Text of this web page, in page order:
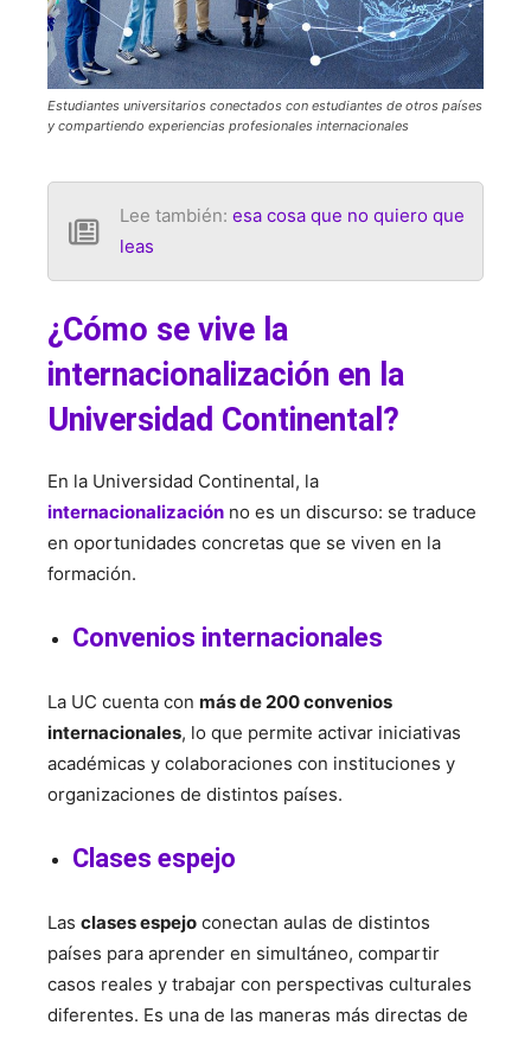
Estudiantes universitarios conectados con estudiantes de otros países
y compartiendo experiencias profesionales internacionales
Lee también: esa cosa que no quiero que
leas
¿Cómo se vive la
internacionalización en la
Universidad Continental?
En la Universidad Continental, la
internacionalización no es un discurso: se traduce
en oportunidades concretas que se viven en la
formación.
Convenios internacionales
La UC cuenta con más de 200 convenios
internacionales, lo que permite activar iniciativas
académicas y colaboraciones con instituciones y
organizaciones de distintos países.
Clases espejo
Las clases espejo conectan aulas de distintos
países para aprender en simultáneo, compartir
casos reales y trabajar con perspectivas culturales
diferentes. Es una de las maneras más directas de